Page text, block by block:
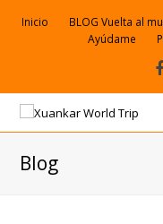
Inicio BLOG Vuelta al
Ayúdame
Blog